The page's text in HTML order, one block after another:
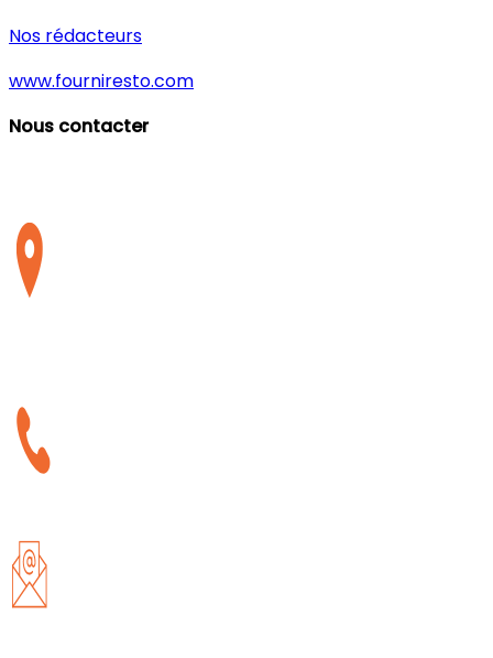
Nos rédacteurs
www.fourniresto.com
Nous contacter